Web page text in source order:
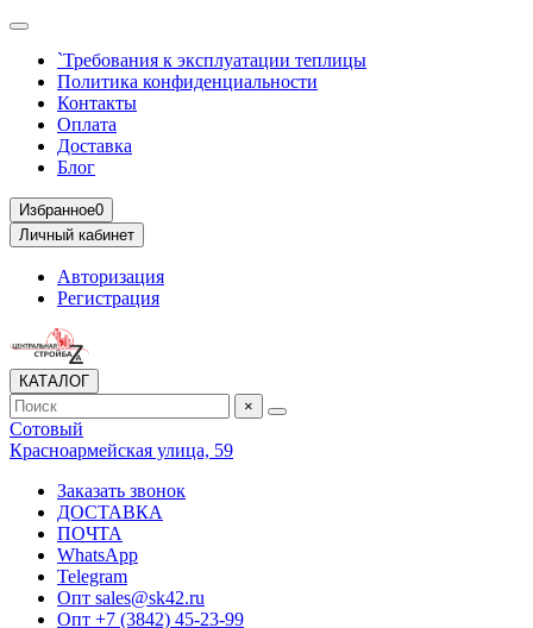
`Требования к эксплуатации теплицы
Политика конфиденциальности
Контакты
Оплата
Доставка
Блог
Избранное0
Личный кабинет
Авторизация
Регистрация
КАТАЛОГ
×
Сотовый
Красноармейская улица, 59
Заказать звонок
ДОСТАВКА
ПОЧТА
WhatsApp
Telegram
Опт sales@sk42.ru
Опт +7 (3842) 45-23-99